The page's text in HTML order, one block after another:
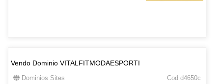
Vendo Dominio VITALFITMODAESPORTI
Dominios Sites Cod d4650c